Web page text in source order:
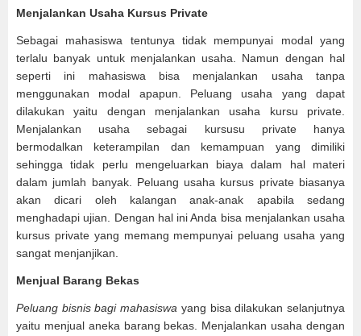
Menjalankan Usaha Kursus Private
Sebagai mahasiswa tentunya tidak mempunyai modal yang
terlalu banyak untuk menjalankan usaha. Namun dengan hal
seperti ini mahasiswa bisa menjalankan usaha tanpa
menggunakan modal apapun. Peluang usaha yang dapat
dilakukan yaitu dengan menjalankan usaha kursu private.
Menjalankan usaha sebagai kursusu private hanya
bermodalkan keterampilan dan kemampuan yang dimiliki
sehingga tidak perlu mengeluarkan biaya dalam hal materi
dalam jumlah banyak. Peluang usaha kursus private biasanya
akan dicari oleh kalangan anak-anak apabila sedang
menghadapi ujian. Dengan hal ini Anda bisa menjalankan usaha
kursus private yang memang mempunyai peluang usaha yang
sangat menjanjikan.
Menjual Barang Bekas
Peluang bisnis bagi mahasiswa yang bisa dilakukan selanjutnya
yaitu menjual aneka barang bekas. Menjalankan usaha dengan